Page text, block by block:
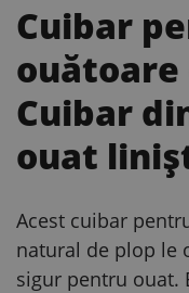
Cuibar
Cuibar
ouat
Acest cuibar
natural de plop le
sigur pentru ouat.